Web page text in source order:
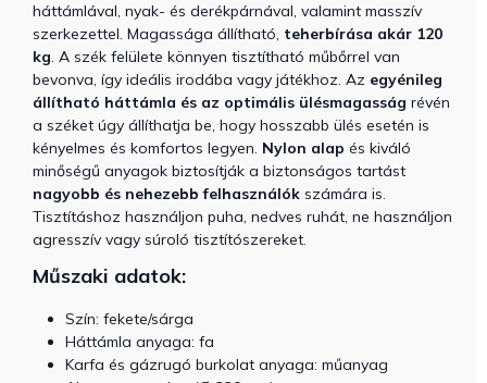
háttámlával, nyak- és derékpárnával, valamint masszív
szerkezettel. Magassága állítható, teherbírása akár 120
kg. A szék felülete könnyen tisztítható műbőrrel van
bevonva, így ideális irodába vagy játékhoz. Az egyénileg
állítható háttámla és az optimális ülésmagasság révén
a széket úgy állíthatja be, hogy hosszabb ülés esetén is
kényelmes és komfortos legyen. Nylon alap és kiváló
minőségű anyagok biztosítják a biztonságos tartást
nagyobb és nehezebb felhasználók számára is.
Tisztításhoz használjon puha, nedves ruhát, ne használjon
agresszív vagy súroló tisztítószereket.
Műszaki adatok:
Szín: fekete/sárga
Háttámla anyaga: fa
Karfa és gázrugó burkolat anyaga: műanyag